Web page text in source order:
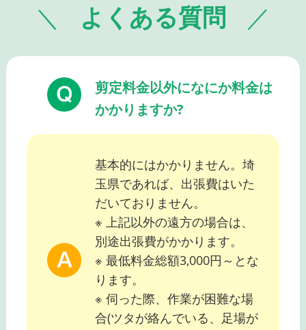
よくある質問
剪定料金以外になにか料金は
かかりますか?
基本的にはかかりません。埼
玉県であれば、出張費はいた
だいておりません。
※ 上記以外の遠方の場合は、
別途出張費がかかります。
※ 最低料金総額3,000円～とな
ります。
※ 伺った際、作業が困難な場
合(ツタが絡んでいる、足場が